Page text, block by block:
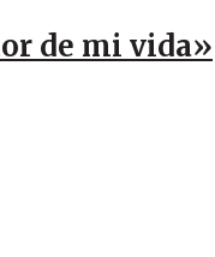
de mi vida»